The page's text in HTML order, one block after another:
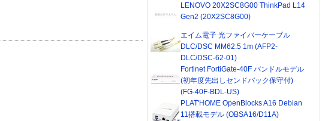
LENOVO 20X2SC8G00 ThinkPad L14
Gen2 (20X2SC8G00)
エイム電子 光ファイバーケーブル
DLC/DSC MM62.5 1m (AFP2-
DLC/DSC-62-01)
Fortinet FortiGate-40F バンドルモデル
(初年度先出しセンドバック保守付)
(FG-40F-BDL-US)
PLAT'HOME OpenBlocks A16 Debian
11搭載モデル (OBSA16/D11A)